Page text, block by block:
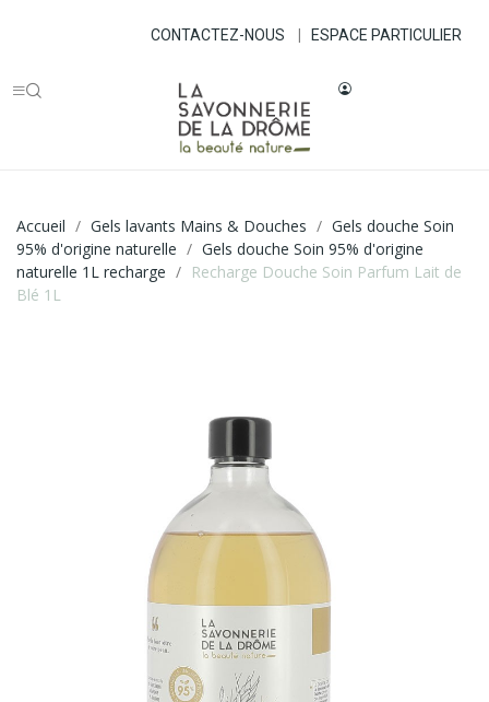
CONTACTEZ-NOUS ESPACE PARTICULIER
Accueil Gels lavants Mains & Douches
Gels douche Soin
95% d'origine naturelle
Gels douche Soin 95% d'origine
naturelle 1L recharge
Recharge Douche Soin Parfum Lait de
Blé 1L